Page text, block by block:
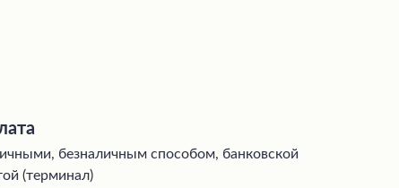
безналичным способом, банковской
(терминал)